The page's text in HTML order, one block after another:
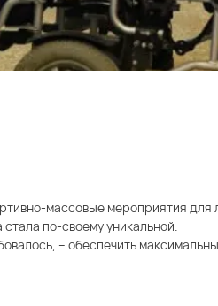
массовые мероприятия
по-своему уникальной.
– обеспечить